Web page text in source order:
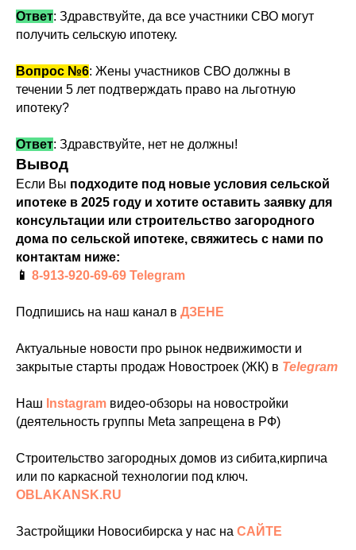
Ответ: Здравствуйте, да все участники СВО могут
получить сельскую ипотеку.
Вопрос №6: Жены участников СВО должны в
течении 5 лет подтверждать право на льготную
ипотеку?
Ответ: Здравствуйте, нет не должны!
Вывод
Если Вы подходите под новые условия сельской
ипотеке в 2025 году и хотите оставить заявку для
консультации или строительство загородного
дома по сельской ипотеке, свяжитесь с нами по
контактам ниже:
📱 8-913-920-69-69 Telegram
Подпишись на наш канал в ДЗЕНЕ
Актуальные новости про рынок недвижимости и
закрытые старты продаж Новостроек (ЖК) в Telegram
Наш Instagram видео-обзоры на новостройки
(деятельность группы Meta запрещена в РФ)
Строительство загородных домов из сибита,кирпича
или по каркасной технологии под ключ.
OBLAKANSK.RU
Застройщики Новосибирска у нас на САЙТЕ